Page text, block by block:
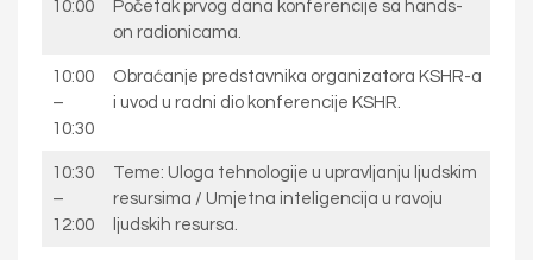
10:00
Početak prvog dana konferencije sa hands-
on radionicama.
10:00
–
10:30
Obraćanje predstavnika organizatora KSHR-a
i uvod u radni dio konferencije KSHR.
10:30
–
12:00
Teme: Uloga tehnologije u upravljanju ljudskim
resursima / Umjetna inteligencija u ravoju
ljudskih resursa.